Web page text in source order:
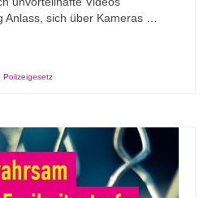
Anlass, sich über Kameras …
Polizeigesetz